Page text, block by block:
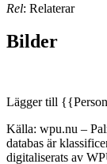
Rel: Relaterar
Bilder
Lägger till
Källa: wpu.nu –
databas är
digitaliserats av